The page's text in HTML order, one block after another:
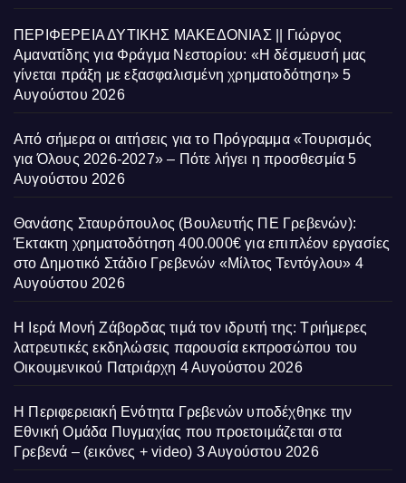
ΠΕΡΙΦΕΡΕΙΑ ΔΥΤΙΚΗΣ ΜΑΚΕΔΟΝΙΑΣ || Γιώργος
Αμανατίδης για Φράγμα Νεστορίου: «Η δέσμευσή μας
γίνεται πράξη με εξασφαλισμένη χρηματοδότηση» 5
Αυγούστου 2026
Από σήμερα οι αιτήσεις για το Πρόγραμμα «Τουρισμός
για Όλους 2026-2027» – Πότε λήγει η προσθεσμία 5
Αυγούστου 2026
Θανάσης Σταυρόπουλος (Βουλευτής ΠΕ Γρεβενών):
Έκτακτη χρηματοδότηση 400.000€ για επιπλέον εργασίες
στο Δημοτικό Στάδιο Γρεβενών «Μίλτος Τεντόγλου» 4
Αυγούστου 2026
Η Ιερά Μονή Ζάβορδας τιμά τον ιδρυτή της: Τριήμερες
λατρευτικές εκδηλώσεις παρουσία εκπροσώπου του
Οικουμενικού Πατριάρχη 4 Αυγούστου 2026
Η Περιφερειακή Ενότητα Γρεβενών υποδέχθηκε την
Εθνική Ομάδα Πυγμαχίας που προετοιμάζεται στα
Γρεβενά – (εικόνες + video) 3 Αυγούστου 2026